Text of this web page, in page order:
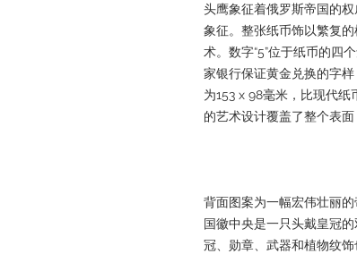
头鹰象征着俄罗斯帝国的
象征。整张纸币饰以繁复
术。数字“5”位于纸币的四
家银行保证黄金兑换的字
为153 x 98毫米，比现代
的艺术设计覆盖了整个表
背面图案为一幅宏伟壮丽
国徽中央是一只头戴皇冠
冠、勋章、武器和植物纹